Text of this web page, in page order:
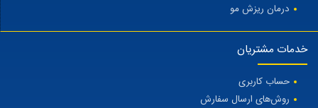
درمان ریزش مو
خدمات مشتریان
حساب کاربری
روش‌های ارسال سفارش